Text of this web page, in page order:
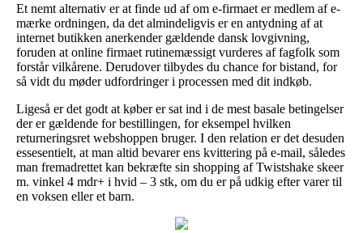
Et nemt alternativ er at finde ud af om e-firmaet er medlem af e-
mærke ordningen, da det almindeligvis er en antydning af at
internet butikken anerkender gældende dansk lovgivning,
foruden at online firmaet rutinemæssigt vurderes af fagfolk som
forstår vilkårene. Derudover tilbydes du chance for bistand, for
så vidt du møder udfordringer i processen med dit indkøb.
Ligeså er det godt at køber er sat ind i de mest basale betingelser
der er gældende for bestillingen, for eksempel hvilken
returneringsret webshoppen bruger. I den relation er det desuden
essesentielt, at man altid bevarer ens kvittering på e-mail, således
man fremadrettet kan bekræfte sin shopping af Twistshake skeer
m. vinkel 4 mdr+ i hvid – 3 stk, om du er på udkig efter varer til
en voksen eller et barn.